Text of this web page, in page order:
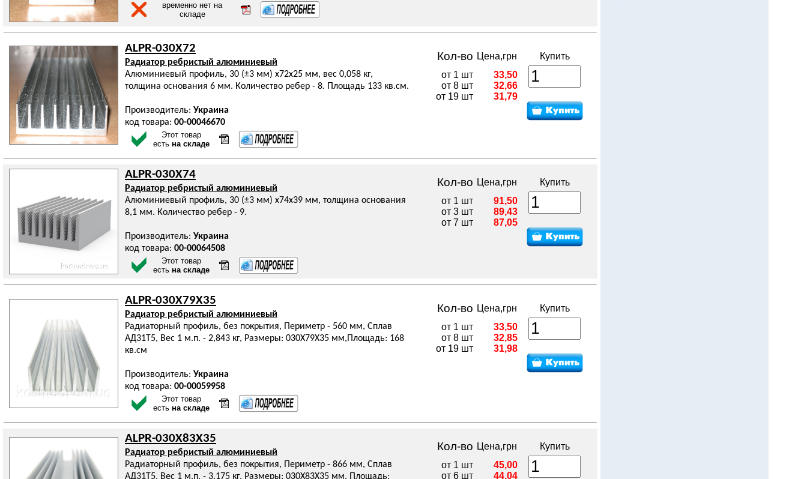
временно нет на
складе
ALPR-030X72
Радиатор ребристый алюминиевый
Алюминиевый профиль, 30 (±3 мм) х72х25 мм, вес 0,058 кг,
толщина основания 6 мм. Количество ребер - 8. Площадь 133 кв.см.
Производитель: Украина
код товара: 00-00046670
Этот товар
есть на складе
Кол-во Цена,грн
Купить
от 1 шт
от 8 шт
от 19 шт
33,50
32,66
31,79
ALPR-030X74
Радиатор ребристый алюминиевый
Алюминиевый профиль, 30 (±3 мм) х74х39 мм, толщина основания
8,1 мм. Количество ребер - 9.
Производитель: Украина
код товара: 00-00064508
Этот товар
есть на складе
Кол-во Цена,грн
Купить
от 1 шт
от 3 шт
от 7 шт
91,50
89,43
87,05
ALPR-030X79X35
Радиатор ребристый алюминиевый
Радиаторный профиль, без покрытия, Периметр - 560 мм, Сплав
АД31Т5, Вес 1 м.п. - 2,843 кг, Размеры: 030Х79Х35 мм,Площадь: 168
кв.см
Производитель: Украина
код товара: 00-00059958
Этот товар
есть на складе
Кол-во Цена,грн
Купить
от 1 шт
от 8 шт
от 19 шт
33,50
32,85
31,98
ALPR-030X83X35
Радиатор ребристый алюминиевый
Радиаторный профиль, без покрытия, Периметр - 866 мм, Сплав
АД31Т5, Вес 1 м.п. - 3,175 кг, Размеры: 030Х83Х35 мм, Площадь:
Кол-во Цена,грн
Купить
от 1 шт
от 6 шт
45,00
44,04